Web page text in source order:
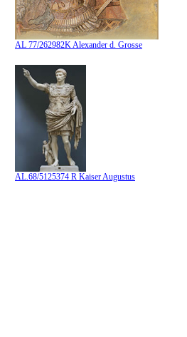
AL 77/262982K Alexander d. Grosse
AL.68/5125374 R Kaiser Augustus